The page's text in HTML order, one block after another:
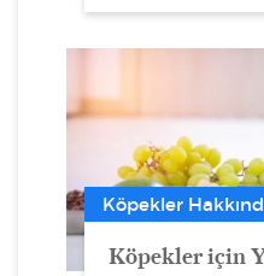
Köpekler
Köpekler için